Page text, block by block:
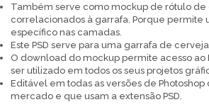
Também serve como mockup de rótulo
correlacionados à garrafa. Porque permite
específico nas camadas.
Este PSD serve para uma garrafa de
O download do mockup permite acesso ao
ser utilizado em todos os seus projetos
Editável em todas as versões de Photoshop
mercado e que usam a extensão PSD.